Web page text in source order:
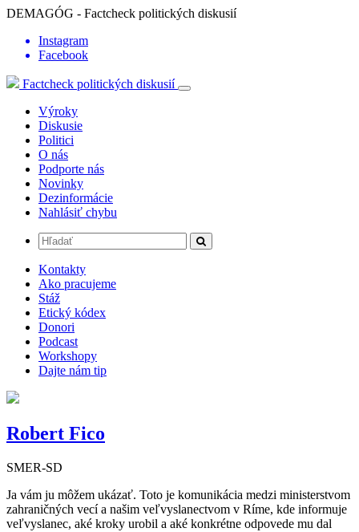
DEMAGÓG - Factcheck politických diskusií
Instagram
Facebook
Factcheck politických diskusií
Výroky
Diskusie
Politici
O nás
Podporte nás
Novinky
Dezinformácie
Nahlásiť chybu
Kontakty
Ako pracujeme
Stáž
Etický kódex
Donori
Podcast
Workshopy
Dajte nám tip
Robert Fico
SMER-SD
Ja vám ju môžem ukázať. Toto je komunikácia medzi ministerstvom
zahraničných vecí a našim veľvyslanectvom v Ríme, kde informuje
veľvyslanec, aké kroky urobil a aké konkrétne odpovede mu dal